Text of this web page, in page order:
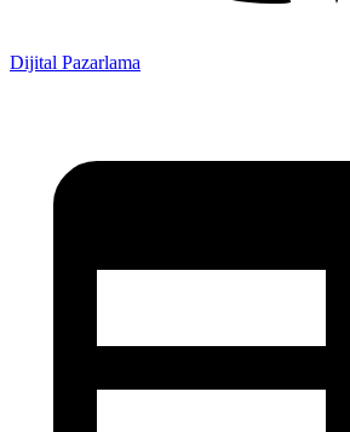
Dijital Pazarlama